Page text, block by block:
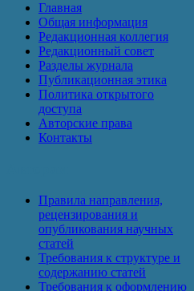
Главная
Общая информация
Редакционная коллегия
Редакционный совет
Разделы журнала
Публикационная этика
Политика открытого
доступа
Авторские права
Контакты
Правила направления,
рецензирования и
опубликования научных
статей
Требования к структуре и
содержанию статей
Требования к оформлению